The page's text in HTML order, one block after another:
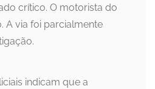
crítico. O motorista do
A via foi parcialmente
indicam que a